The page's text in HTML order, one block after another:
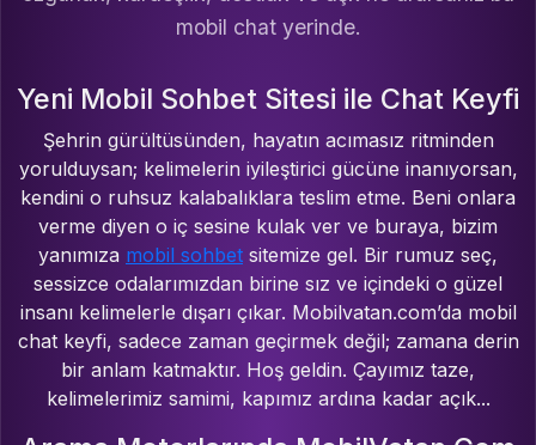
mobil chat yerinde.
Yeni Mobil Sohbet Sitesi ile Chat Keyfi
Şehrin gürültüsünden, hayatın acımasız ritminden
yorulduysan; kelimelerin iyileştirici gücüne inanıyorsan,
kendini o ruhsuz kalabalıklara teslim etme. Beni onlara
verme diyen o iç sesine kulak ver ve buraya, bizim
yanımıza mobil sohbet sitemize gel. Bir rumuz seç,
sessizce odalarımızdan birine sız ve içindeki o güzel
insanı kelimelerle dışarı çıkar. Mobilvatan.com’da mobil
chat keyfi, sadece zaman geçirmek değil; zamana derin
bir anlam katmaktır. Hoş geldin. Çayımız taze,
kelimelerimiz samimi, kapımız ardına kadar açık...